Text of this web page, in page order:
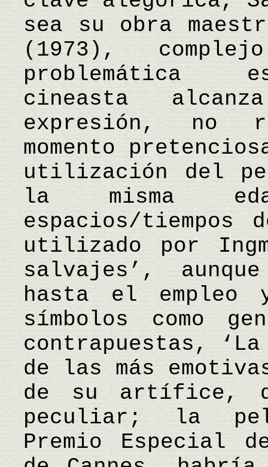
sea su obra
(1973),
problemática
cineasta
expresión, no
momento
utilización del
la misma
espacios/tiempos
utilizado por
salvajes’,
hasta el empleo
símbolos como
contrapuestas,
de las más
de su artífice,
peculiar; la
Premio Especial